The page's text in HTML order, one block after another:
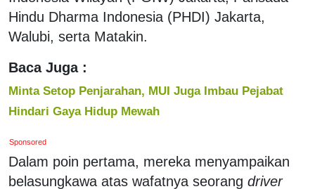
Hindu Dharma Indonesia (PHDI) Jakarta,
Walubi, serta Matakin.
Baca Juga :
Minta Setop Penjarahan, MUI Juga Imbau Pejabat
Hindari Gaya Hidup Mewah
Sponsored
Dalam poin pertama, mereka menyampaikan
belasungkawa atas wafatnya seorang driver